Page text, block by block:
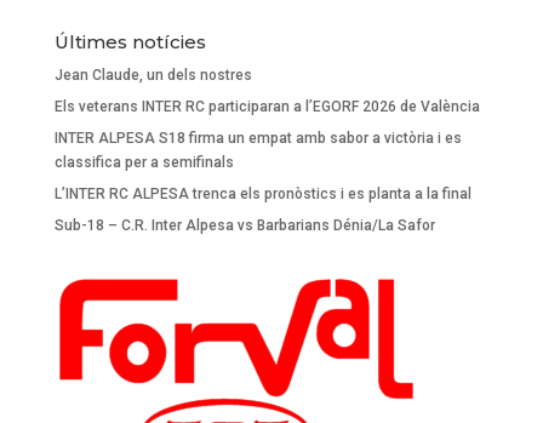
Últimes notícies
Jean Claude, un dels nostres
Els veterans INTER RC participaran a l’EGORF 2026 de València
INTER ALPESA S18 firma un empat amb sabor a victòria i es
classifica per a semifinals
L’INTER RC ALPESA trenca els pronòstics i es planta a la final
Sub-18 – C.R. Inter Alpesa vs Barbarians Dénia/La Safor